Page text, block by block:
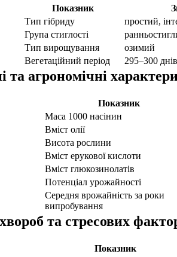
Показник
Тип гібриду
простий,
Група стиглості
Тип вирощування
озимий
Вегетаційний період
295–300 днів
та агрономічні
Показник
Маса 1000 насінин
Вміст олії
Висота рослини
Вміст ерукової кислоти
Вміст глюкозинолатів
Потенціал урожайності
Середня врожайність за роки
випробування
та стресових
Показник